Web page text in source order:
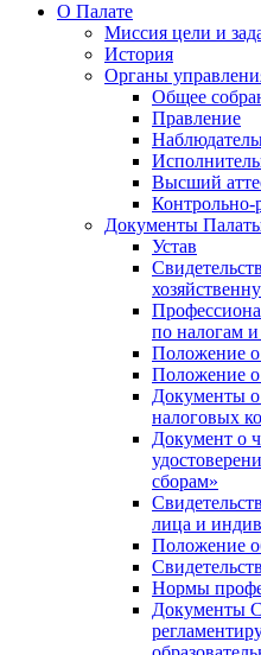
О Палате
Миссия цели и
История
Органы
Общее
Правление
Высший
Контрольно-
Документы
Устав
по налогам
Положение о
Положение о
Документы о
налоговых
Документ о
сборам»
лица и
Положение
Нормы
Документы